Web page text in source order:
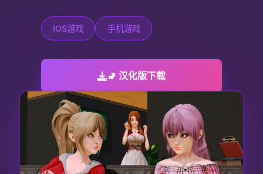
IOS游戏 手机游戏
🚽 汉化版下载